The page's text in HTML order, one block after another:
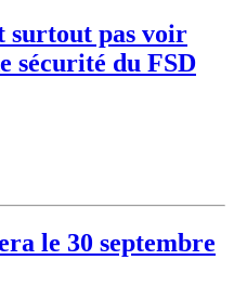
surtout pas voir
sécurité du FSD
le 30 septembre